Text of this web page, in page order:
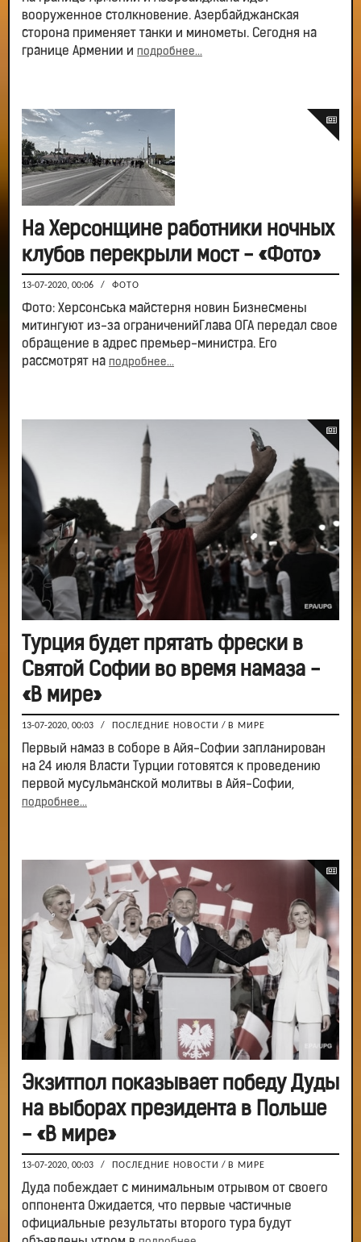
вооруженное столкновение. Азербайджанская
сторона применяет танки и минометы. Сегодня на
границе Армении и подробнее...
На Херсонщине работники ночных
клубов перекрыли мост - «Фото»
13-07-2020, 00:06 / ФОТО
Фото: Херсонська майстерня новин Бизнесмены
митингуют из-за ограниченийГлава ОГА передал свое
обращение в адрес премьер-министра. Его
рассмотрят на подробнее...
Турция будет прятать фрески в
Святой Софии во время намаза -
«В мире»
13-07-2020, 00:03 / ПОСЛЕДНИЕ НОВОСТИ / В МИРЕ
Первый намаз в соборе в Айя-Софии запланирован
на 24 июля Власти Турции готовятся к проведению
первой мусульманской молитвы в Айя-Софии,
подробнее...
Экзитпол показывает победу Дуды
на выборах президента в Польше
- «В мире»
13-07-2020, 00:03 / ПОСЛЕДНИЕ НОВОСТИ / В МИРЕ
Дуда побеждает с минимальным отрывом от своего
оппонента Ожидается, что первые частичные
официальные результаты второго тура будут